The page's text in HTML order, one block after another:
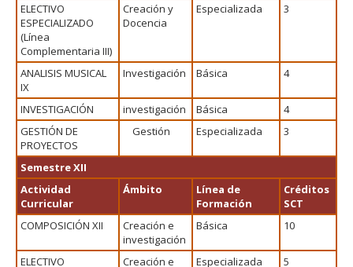
ELECTIVO
ESPECIALIZADO
(Línea
Complementaria III)
Creación y
Docencia
Especializada 3
ANALISIS MUSICAL
IX
Investigación Básica 4
INVESTIGACIÓN investigación Básica
4
GESTIÓN DE
PROYECTOS
Gestión Especializada 3
Semestre XII
Actividad
Curricular
Ámbito
Línea de
Formación
Créditos
SCT
COMPOSICIÓN XII
Creación e
investigación
Básica 10
ELECTIVO
Creación e
Especializada 5